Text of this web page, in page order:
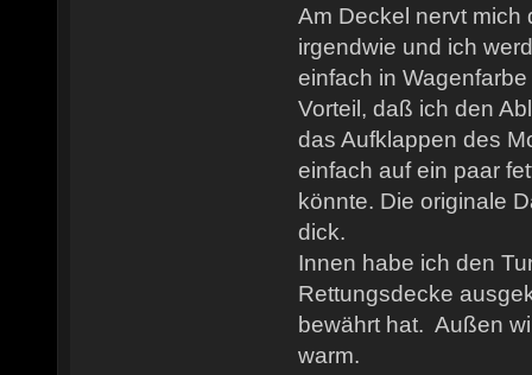
Am Deckel nervt mich
irgendwie und ich
einfach in
Vorteil, daß ich den
das Aufklappen des
einfach auf ein paar
könnte. Die originale
dick.
Innen habe ich den
Rettungsdecke
bewährt hat. Außen
warm.